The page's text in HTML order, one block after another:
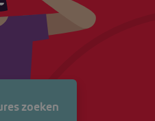
zoeken